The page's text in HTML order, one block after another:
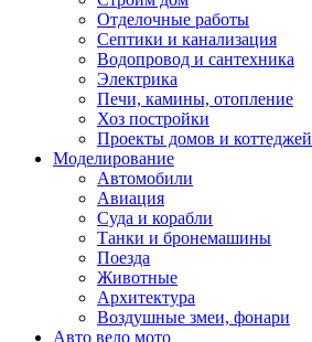
Отделочные работы
Септики и канализация
Водопровод и сантехника
Электрика
Печи, камины, отопление
Хоз постройки
Проекты домов и коттеджей
Моделирование
Автомобили
Авиация
Суда и корабли
Танки и бронемашины
Поезда
Животные
Архитектура
Воздушные змеи, фонари
Авто вело мото